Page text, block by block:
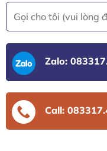
Zalo:
Call: